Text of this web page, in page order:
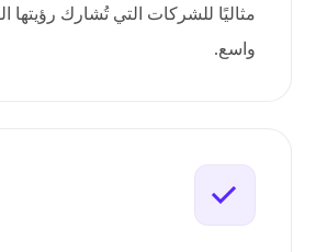
مثاليًا للشركات التي تُشارك رؤيتها
واسع.